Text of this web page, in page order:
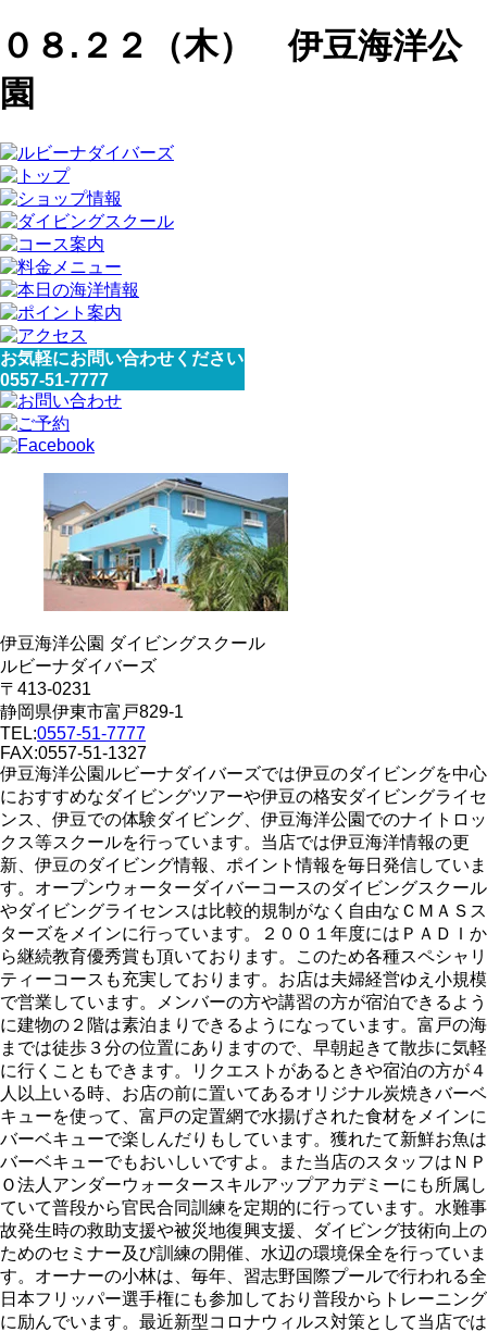
０８.２２（木） 伊豆海洋公
園
お気軽にお問い合わせください
0557-51-7777
伊豆海洋公園 ダイビングスクール
ルビーナダイバーズ
〒413-0231
静岡県伊東市富戸829-1
TEL:0557-51-7777
FAX:0557-51-1327
伊豆海洋公園ルビーナダイバーズでは伊豆のダイビングを中心
におすすめなダイビングツアーや伊豆の格安ダイビングライセ
ンス、伊豆での体験ダイビング、伊豆海洋公園でのナイトロッ
クス等スクールを行っています。当店では伊豆海洋情報の更
新、伊豆のダイビング情報、ポイント情報を毎日発信していま
す。オープンウォーターダイバーコースのダイビングスクール
やダイビングライセンスは比較的規制がなく自由なＣＭＡＳス
ターズをメインに行っています。２００１年度にはＰＡＤＩか
ら継続教育優秀賞も頂いております。このため各種スペシャリ
ティーコースも充実しております。お店は夫婦経営ゆえ小規模
で営業しています。メンバーの方や講習の方が宿泊できるよう
に建物の２階は素泊まりできるようになっています。富戸の海
までは徒歩３分の位置にありますので、早朝起きて散歩に気軽
に行くこともできます。リクエストがあるときや宿泊の方が４
人以上いる時、お店の前に置いてあるオリジナル炭焼きバーベ
キューを使って、富戸の定置網で水揚げされた食材をメインに
バーベキューで楽しんだりもしています。獲れたて新鮮お魚は
バーベキューでもおいしいですよ。また当店のスタッフはＮＰ
Ｏ法人アンダーウォータースキルアップアカデミーにも所属し
ていて普段から官民合同訓練を定期的に行っています。水難事
故発生時の救助支援や被災地復興支援、ダイビング技術向上の
ためのセミナー及び訓練の開催、水辺の環境保全を行っていま
す。オーナーの小林は、毎年、習志野国際プールで行われる全
日本フリッパー選手権にも参加しており普段からトレーニング
に励んでいます。最近新型コロナウィルス対策として当店では